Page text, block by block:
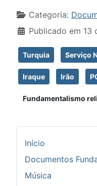
Detalhes
Categoria:
Publicado em 13
Turquia Serviço
Iraque Irão
Fundamentalismo
Início
Documentos
Música